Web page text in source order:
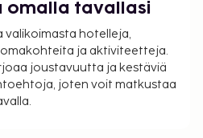
vain tiettyihin huoneisiin.
tällaista huonetta
majoituspaikkaan
olevia
ja kontaktiton
omalla tavallasi
valikoimasta hotelleja,
ja aktiviteetteja.
joustavuutta ja kestäviä
joten voit matkustaa